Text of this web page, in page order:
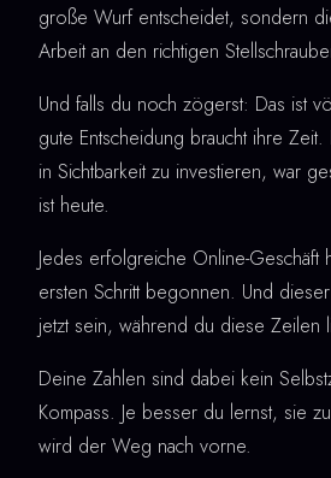
große Wurf entscheidet, sondern
Arbeit an den richtigen
Und falls du noch zögerst: Das ist
gute Entscheidung braucht ihre
in Sichtbarkeit zu investieren, war
ist heute.
Jedes erfolgreiche Online-Geschäft
ersten Schritt begonnen. Und
jetzt sein, während du diese Zeilen
Deine Zahlen sind dabei kein
Kompass. Je besser du lernst, sie
wird der Weg nach vorne.